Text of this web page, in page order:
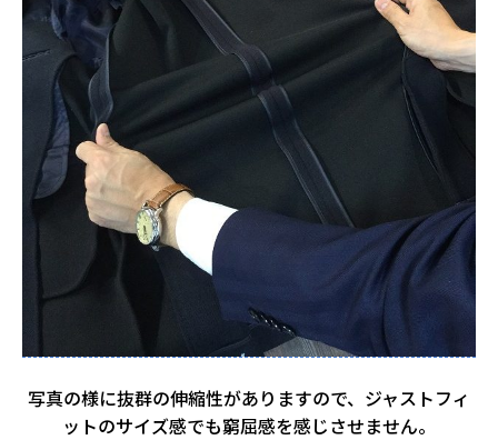
写真の様に抜群の伸縮性がありますので、ジャストフィ
ットのサイズ感でも窮屈感を感じさせません。